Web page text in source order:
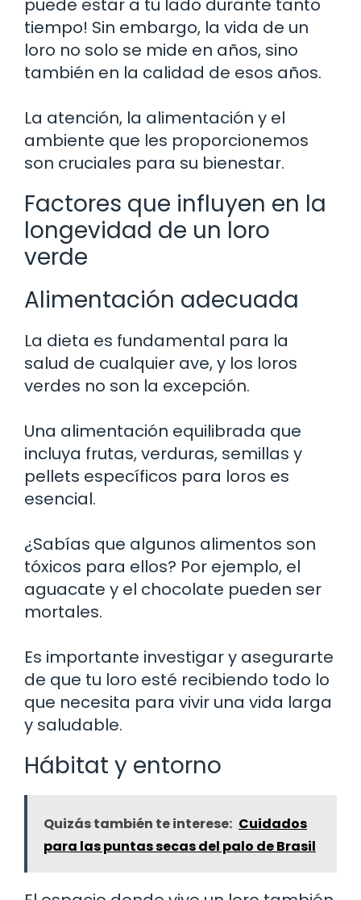
puede estar a tu lado durante tanto
tiempo! Sin embargo, la vida de un
loro no solo se mide en años, sino
también en la calidad de esos años.
La atención, la alimentación y el
ambiente que les proporcionemos
son cruciales para su bienestar.
Factores que influyen en la
longevidad de un loro
verde
Alimentación adecuada
La dieta es fundamental para la
salud de cualquier ave, y los loros
verdes no son la excepción.
Una alimentación equilibrada que
incluya frutas, verduras, semillas y
pellets específicos para loros es
esencial.
¿Sabías que algunos alimentos son
tóxicos para ellos? Por ejemplo, el
aguacate y el chocolate pueden ser
mortales.
Es importante investigar y asegurarte
de que tu loro esté recibiendo todo lo
que necesita para vivir una vida larga
y saludable.
Hábitat y entorno
Quizás también te interese: Cuidados
para las puntas secas del palo de Brasil